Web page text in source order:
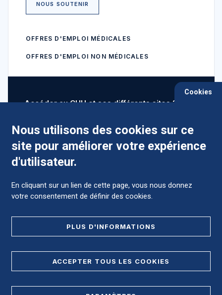
NOUS SOUTENIR
OFFRES D'EMPLOI MÉDICALES
OFFRES D'EMPLOI NON MÉDICALES
Accéder au CHU et ses différents sites ?
Comment préparer mon hospitalisation ?
Cookies
Nous utilisons des cookies sur ce
site pour améliorer votre expérience
d'utilisateur.
En cliquant sur un lien de cette page, vous nous donnez
votre consentement de définir des cookies.
PLUS D'INFORMATIONS
ACCEPTER TOUS LES COOKIES